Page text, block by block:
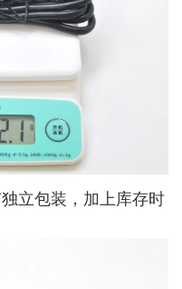
立包装，加上库存时